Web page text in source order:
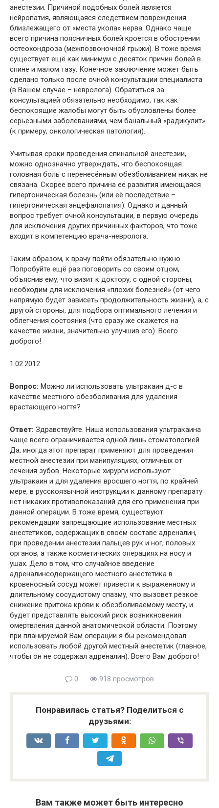
анестезии. Причиной подобных болей является
нейропатия, являющаяся следствием повреждения
близлежащего от «места укола» нерва. Однако чаще
всего причина поясничных болей кроется в обострении
остеохондроза (межпозвоночной грыжи). В тоже время
существует ещё как минимум с десяток причин болей в
спине и малом тазу. Конечное заключение может быть
сделано только после очной консультации специалиста
(в Вашем случае – невролога). Обратиться за
консультацией обязательно необходимо, так как
беспокоящие жалобы могут быть обусловлены более
серьёзными заболеваниями, чем банальный «радикулит»
(к примеру, онкологическая патология).
Учитывая сроки проведения спинальной анестезии,
можно однозначно утверждать, что беспокоящая
головная боль с перенесённым обезболиванием никак не
связана. Скорее всего причина её развития имеющаяся
гипертоническая болезнь (или её последствие –
гипертоническая энцефалопатия). Однако и данный
вопрос требует очной консультации, в первую очередь
для исключения других причинных факторов, что тоже
входит в компетенцию врача-невролога.
Таким образом, к врачу пойти обязательно нужно.
Попробуйте ещё раз поговорить со своим отцом,
объяснив ему, что визит к доктору, с одной стороны,
необходим для исключения «плохих болезней» (от чего
напрямую будет зависеть продолжительность жизни), а, с
другой стороны, для подбора оптимального лечения и
облегчения состояния (что сразу же скажется на
качестве жизни, значительно улучшив его). Всего
доброго!
1.02.2012
Вопрос: Можно ли использовать ультракаин д-с в
качестве местного обезболивания для удаления
врастающего ногтя?
Ответ: Здравствуйте. Ниша использования ультракаина
чаще всего ограничивается одной лишь стоматологией.
Да, иногда этот препарат применяют для проведения
местной анестезии при манипуляциях, отличных от
лечения зубов. Некоторые хирурги используют
ультракаин и для удаления вросшего ногтя, по крайней
мере, в русскоязычной инструкции к данному препарату
нет никаких противопоказаний для его применения при
данной операции. В тоже время, существуют
рекомендации запрещающие использование местных
анестетиков, содержащих в своём составе адреналин,
при проведении анестезии пальцев рук и ног, половых
органов, а также косметических операциях на носу и
ушах. Дело в том, что случайное введение
адреналинсодержащего местного анестетика в
кровеносный сосуд может привести к выраженному и
длительному сосудистому спазму, что вызовет резкое
снижение притока крови к обезболиваемому месту, и
будет представлять высокий риск возникновения
омертвления данной анатомической области. Поэтому
при планируемой Вам операции я бы рекомендовал
использовать любой другой местный анестетик (главное,
чтобы он не содержал адреналин). Всего Вам доброго!
0 918 просмотров
Понравилась статья? Поделиться с
друзьями:
Вам также может быть интересно